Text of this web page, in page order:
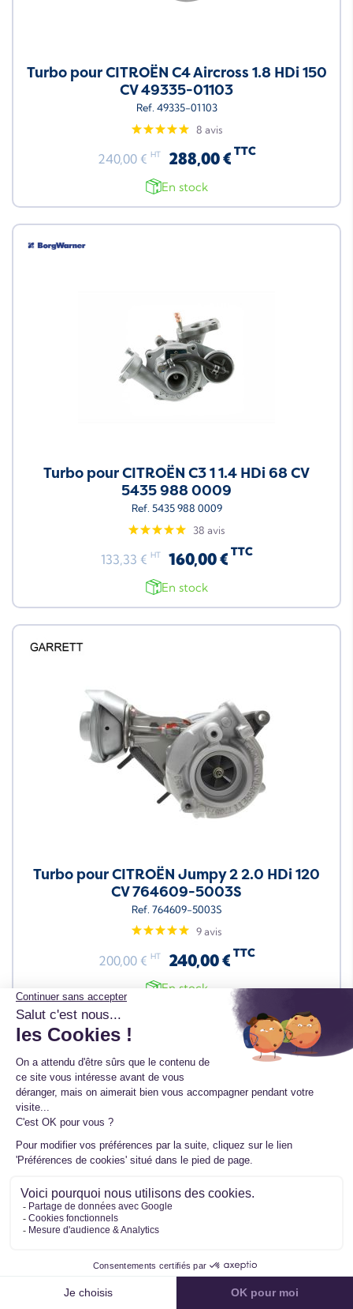
Turbo pour CITROËN C4 Aircross 1.8 HDi 150
CV 49335-01103
Ref. 49335-01103
8 avis
240,00 € HT 288,00 € TTC
En stock
Turbo pour CITROËN C3 1 1.4 HDi 68 CV
5435 988 0009
Ref. 5435 988 0009
38 avis
133,33 € HT 160,00 € TTC
En stock
Turbo pour CITROËN Jumpy 2 2.0 HDi 120
CV 764609-5003S
Ref. 764609-5003S
9 avis
200,00 € HT 240,00 € TTC
En stock
Turbo pour CITROËN C8 2.2 HDi 128 CV